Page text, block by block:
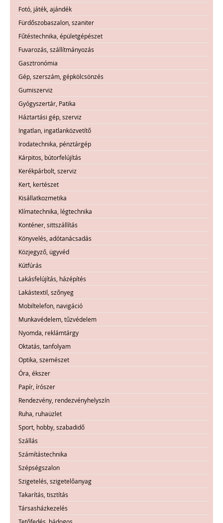
Fotó, játék, ajándék
Fürdőszobaszalon, szaniter
Fűtéstechnika, épületgépészet
Fuvarozás, szállítmányozás
Gasztronómia
Gép, szerszám, gépkölcsönzés
Gumiszerviz
Gyógyszertár, Patika
Háztartási gép, szerviz
Ingatlan, ingatlanközvetítő
Irodatechnika, pénztárgép
Kárpitos, bútorfelújítás
Kerékpárbolt, szerviz
Kert, kertészet
Kisállatkozmetika
Klímatechnika, légtechnika
Konténer, sittszállítás
Könyvelés, adótanácsadás
Közjegyző, ügyvéd
Kútfúrás
Lakásfelújítás, házépítés
Lakástextil, szőnyeg
Mobiltelefon, navigáció
Munkavédelem, tűzvédelem
Nyomda, reklámtárgy
Oktatás, tanfolyam
Optika, szemészet
Óra, ékszer
Papír, írószer
Rendezvény, rendezvényhelyszín
Ruha, ruhaüzlet
Sport, hobby, szabadidő
Szállás
Számítástechnika
Szépségszalon
Szigetelés, szigetelőanyag
Takarítás, tisztítás
Társasházkezelés
Tetőfedés, bádogos